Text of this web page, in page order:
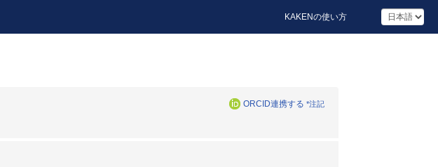
KAKENの使い方
ORCID連携する *注記